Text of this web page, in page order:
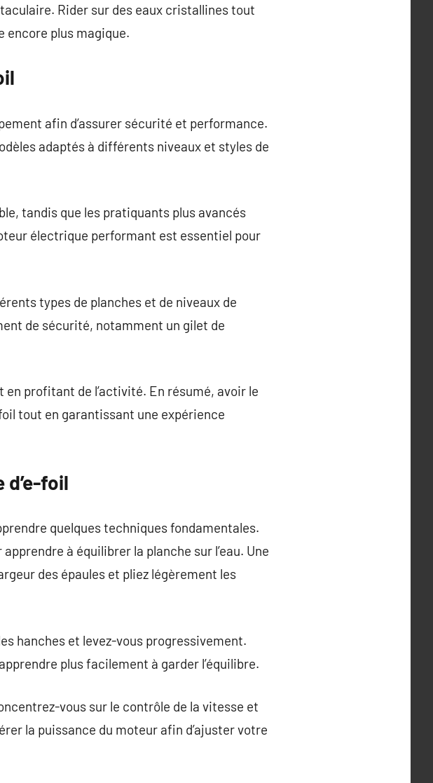
Rider sur des eaux cristallines tout
encore plus magique.
afin d’assurer sécurité et performance.
adaptés à différents niveaux et styles de
tandis que les pratiquants plus avancés
électrique performant est essentiel pour
types de planches et de niveaux de
de sécurité, notamment un gilet de
profitant de l’activité. En résumé, avoir le
tout en garantissant une expérience
foil
quelques techniques fondamentales.
à équilibrer la planche sur l’eau. Une
des épaules et pliez légèrement les
hanches et levez-vous progressivement.
plus facilement à garder l’équilibre.
vous sur le contrôle de la vitesse et
la puissance du moteur afin d’ajuster votre